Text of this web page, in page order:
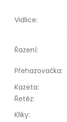
Vidlice:
Řazení:
Přehazovačka:
Kazeta:
Řetěz:
Kliky: